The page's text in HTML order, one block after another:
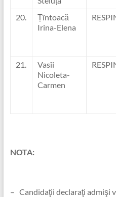
20.
Țîntoacă
Irina-Elena
21.
Vasîi
Nicoleta-
Carmen
NOTA:
– Candidaţii declaraţi admişi